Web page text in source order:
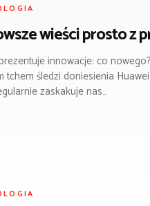
wieści prosto z
innowacje: co
tchem śledzi doniesienia
zaskakuje nas…